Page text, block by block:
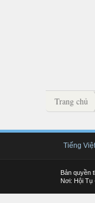
Trang chủ
Tiếng Việt
Bản quyền
Nơi: Hội Tụ